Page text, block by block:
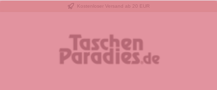
Kostenloser Versand ab 20 EUR